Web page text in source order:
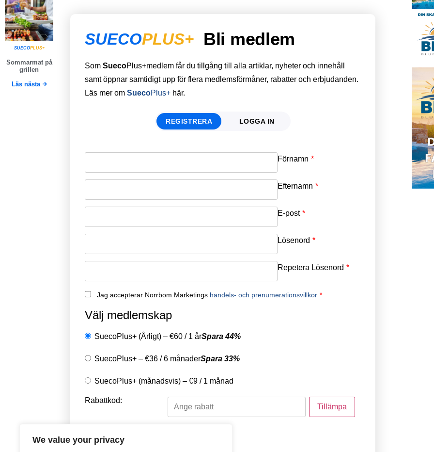
We value your privacy
SUECOPLUS+
Sommarmat på
grillen
Läs nästa
SUECOPLUS+ Bli medlem
Som SuecoPlus+medlem får du tillgång till alla artiklar, nyheter och innehåll
samt öppnar samtidigt upp för flera medlemsförmåner, rabatter och erbjudanden.
Läs mer om SuecoPlus+ här.
REGISTRERA LOGGA IN
Förnamn *
Efternamn *
E-post *
Lösenord *
Repetera Lösenord *
Jag accepterar Norrbom Marketings handels- och prenumerationsvillkor *
Välj medlemskap
SuecoPlus+ (Årligt) – €60 / 1 årSpara 44%
SuecoPlus+ – €36 /6 månaderSpara 33%
SuecoPlus+ (månadsvis) – €9 / 1 månad
Rabattkod:
Välj en betalningsmetod
Email
Password